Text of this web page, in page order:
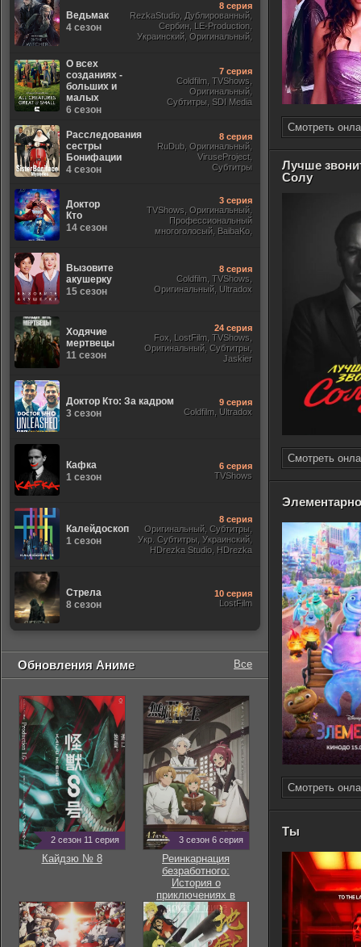
Смотреть
Лучше
Солу
Смотреть
Элементарно
Смотреть
Ты
Ведьмак
4 сезон
8 серия
RezkaStudio, Дублированный,
Сербин, LE-Production,
Украинский, Оригинальный,
О всех
созданиях -
больших и
малых
6 сезон
7 серия
Coldfilm, TVShows,
Оригинальный,
Субтитры, SDI Media
Расследования
сестры
Бонифации
4 сезон
8 серия
RuDub, Оригинальный,
ViruseProject,
Субтитры
Доктор
Кто
14 сезон
3 серия
TVShows, Оригинальный,
Профессиональный
многоголосый, BaibaKo,
Вызовите
акушерку
15 сезон
8 серия
Coldfilm, TVShows,
Оригинальный, Ultradox
Ходячие
мертвецы
11 сезон
24 серия
Fox, LostFilm, TVShows,
Оригинальный, Субтитры,
Jaskier
Доктор Кто: За кадром
3 сезон
9 серия
Coldfilm, Ultradox
Кафка
1 сезон
6 серия
TVShows
Калейдоскоп
1 сезон
8 серия
Оригинальный, Субтитры,
Укр. Субтитры, Украинский,
HDrezka Studio, HDrezka
Стрела
8 сезон
10 серия
LostFilm
Обновления Аниме Все
2 сезон 11 серия
Кайдзю № 8
3 сезон 6 серия
Реинкарнация
безработного:
История о
приключениях в
другом мире